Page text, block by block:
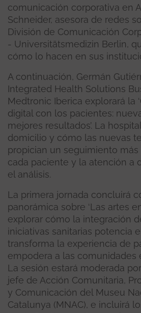
comunicación corporativa en
Schneider, asesora de redes
División de Comunicación
- Universitätsmedizin Berlin,
cómo lo hacen en sus
A continuación, Germán
Integrated Health Solutions
Medtronic Iberica explorará la
digital con los pacientes:
mejores resultados’. La
domicilio y cómo las nuevas
propician un seguimiento
cada paciente y la atención a
el análisis.
La primera jornada concluirá
panorámica sobre ‘Las artes
explorar cómo la integración
iniciativas sanitarias potencia
transforma la experiencia de
empodera a las comunidades
La sesión estará moderada
jefe de Acción Comunitaria,
y Comunicación del Museu
Catalunya (MNAC), e incluirá